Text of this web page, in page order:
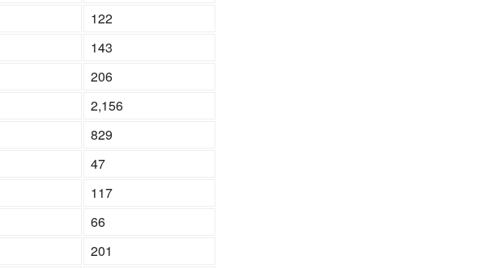
122
143
206
2,156
829
47
117
66
201